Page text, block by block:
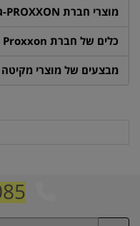
מוצרי חברת PROXXON-גרמניה
כלים של חברת Proxxon -גרמניה
מבצעים של מוצרי מקיטה